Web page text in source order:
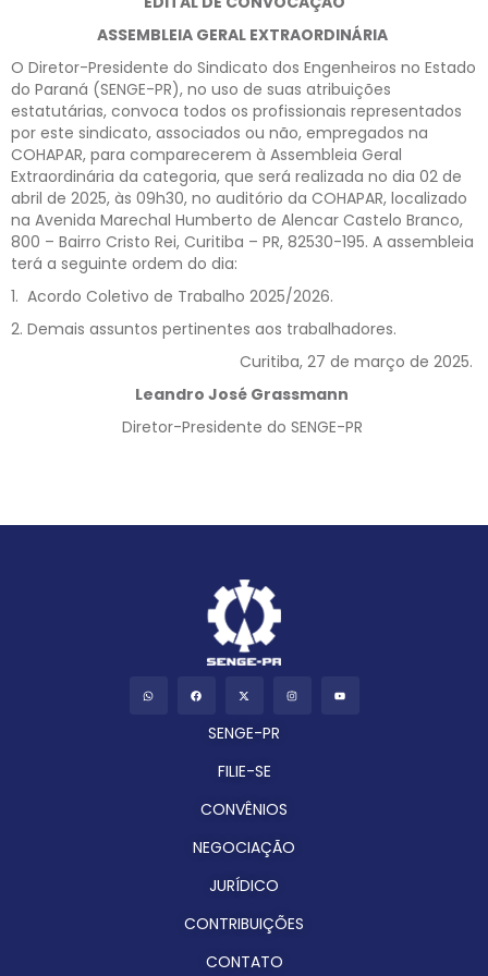
ASSEMBLEIA GERAL EXTRAORDINÁRIA
O Diretor-Presidente do Sindicato dos Engenheiros no Estado
do Paraná (SENGE-PR), no uso de suas atribuições
estatutárias, convoca todos os profissionais representados
por este sindicato, associados ou não, empregados na
COHAPAR, para comparecerem à Assembleia Geral
Extraordinária da categoria, que será realizada no dia 02 de
abril de 2025, às 09h30, no auditório da COHAPAR, localizado
na Avenida Marechal Humberto de Alencar Castelo Branco,
800 – Bairro Cristo Rei, Curitiba – PR, 82530-195. A assembleia
terá a seguinte ordem do dia:
1. Acordo Coletivo de Trabalho 2025/2026.
2. Demais assuntos pertinentes aos trabalhadores.
Curitiba, 27 de março de 2025.
Leandro José Grassmann
Diretor-Presidente do SENGE-PR
SENGE-PR
FILIE-SE
CONVÊNIOS
NEGOCIAÇÃO
JURÍDICO
CONTRIBUIÇÕES
CONTATO